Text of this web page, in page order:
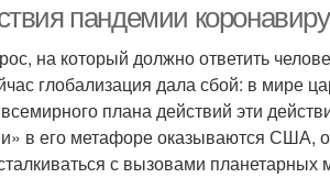
пандемии
на который должно ответить
глобализация дала сбой: в мире
всемирного плана действий эти
в его метафоре оказываются США,
с вызовами